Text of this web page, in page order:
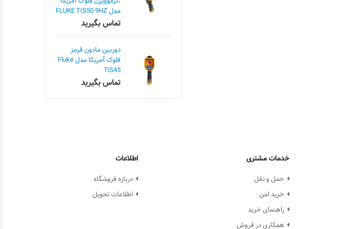
مدل FLUKE TIS50 9HZ
تماس بگیرید
دوربین مادون قرمز
فلوک آمریکا مدل Fluke
TiS45
تماس بگیرید
خدمات مشتری
حمل و نقل
خرید امن
راهنمای خرید
همکاری در فروش
اطلاعات
درباره فروشگاه
اطلاعات تحویل